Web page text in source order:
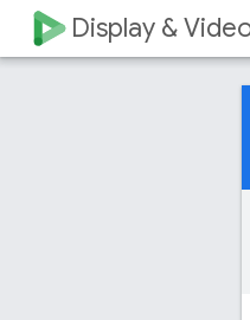
Display &